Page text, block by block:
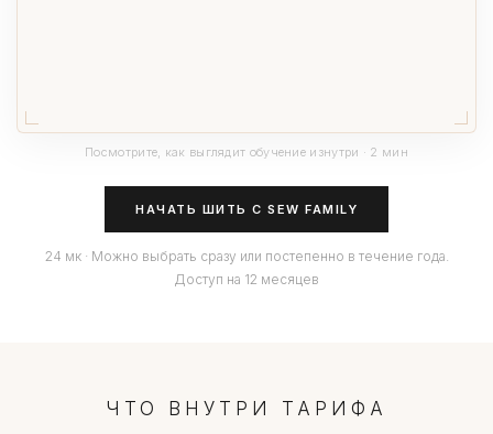
Посмотрите, как выглядит обучение изнутри · 2 мин
НАЧАТЬ ШИТЬ С SEW FAMILY
24 мк · Можно выбрать сразу или постепенно в течение года.
Доступ на 12 месяцев
ЧТО ВНУТРИ ТАРИФА